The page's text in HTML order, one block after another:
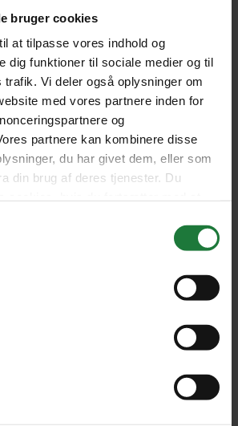
bruger cookies
at tilpasse vores indhold og
dig funktioner til sociale medier og til
Vi deler også oplysninger om
med vores partnere inden for
og
partnere kan kombinere disse
du har givet dem, eller som
din brug af deres tjenester. Du
HOTELFACTS